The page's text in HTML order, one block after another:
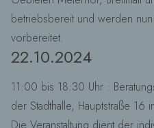
betriebsbereit und werden
vorbereitet.
22.10.2024
11:00 bis 18:30 Uhr :
der Stadthalle, Hauptstraße 16